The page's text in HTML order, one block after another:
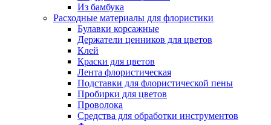
Из бамбука
Расходные материалы для флористики
Булавки корсажные
Держатели ценников для цветов
Клей
Краски для цветов
Лента флористическая
Подставки для флористической пены
Пробирки для цветов
Проволока
Средства для обработки инструментов